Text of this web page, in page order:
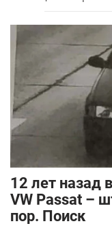
12 лет назад
VW Passat –
пор. Поиск